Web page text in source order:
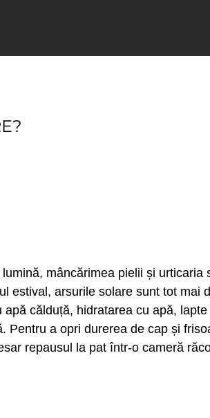
mâncărimea pielii și
estival, arsurile solare sunt tot mai
călduță, hidratarea cu apă,
Pentru a opri durerea de cap și
repausul la pat într-o cameră